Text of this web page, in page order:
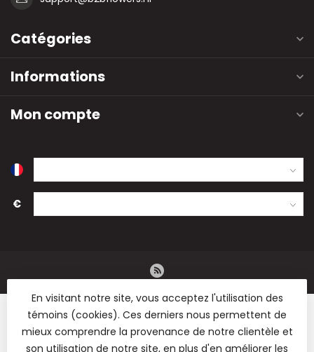
Catégories
Informations
Mon compte
€
En visitant notre site, vous acceptez l'utilisation des
témoins (cookies). Ces derniers nous permettent de
mieux comprendre la provenance de notre clientèle et
son utilisation de notre site, en plus d'en améliorer les